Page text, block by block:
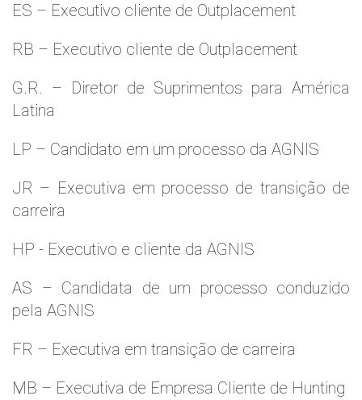
ES – Executivo cliente de Outplacement
RB – Executivo cliente de Outplacement
G.R. – Diretor de Suprimentos para América
Latina
LP – Candidato em um processo da AGNIS
JR – Executiva em processo de transição de
carreira
HP - Executivo e cliente da AGNIS
AS – Candidata de um processo conduzido
pela AGNIS
FR – Executiva em transição de carreira
MB – Executiva de Empresa Cliente de Hunting